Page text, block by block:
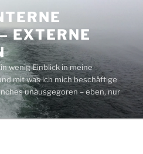
EXTERNE
wenig Einblick in meine
mit was ich mich beschäftige
unausgegoren – eben, nur